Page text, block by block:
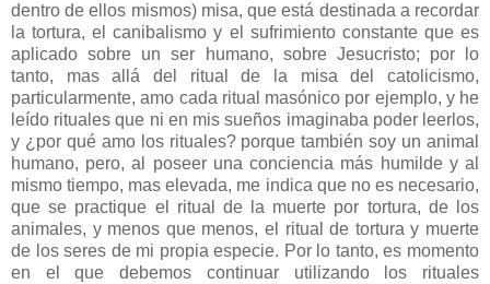
dentro de ellos mismos) misa, que está destinada a recordar
la tortura, el canibalismo y el sufrimiento constante que es
aplicado sobre un ser humano, sobre Jesucristo; por lo
tanto, mas allá del ritual de la misa del catolicismo,
particularmente, amo cada ritual masónico por ejemplo, y he
leído rituales que ni en mis sueños imaginaba poder leerlos,
y ¿por qué amo los rituales? porque también soy un animal
humano, pero, al poseer una conciencia más humilde y al
mismo tiempo, mas elevada, me indica que no es necesario,
que se practique el ritual de la muerte por tortura, de los
animales, y menos que menos, el ritual de tortura y muerte
de los seres de mi propia especie. Por lo tanto, es momento
en el que debemos continuar utilizando los rituales